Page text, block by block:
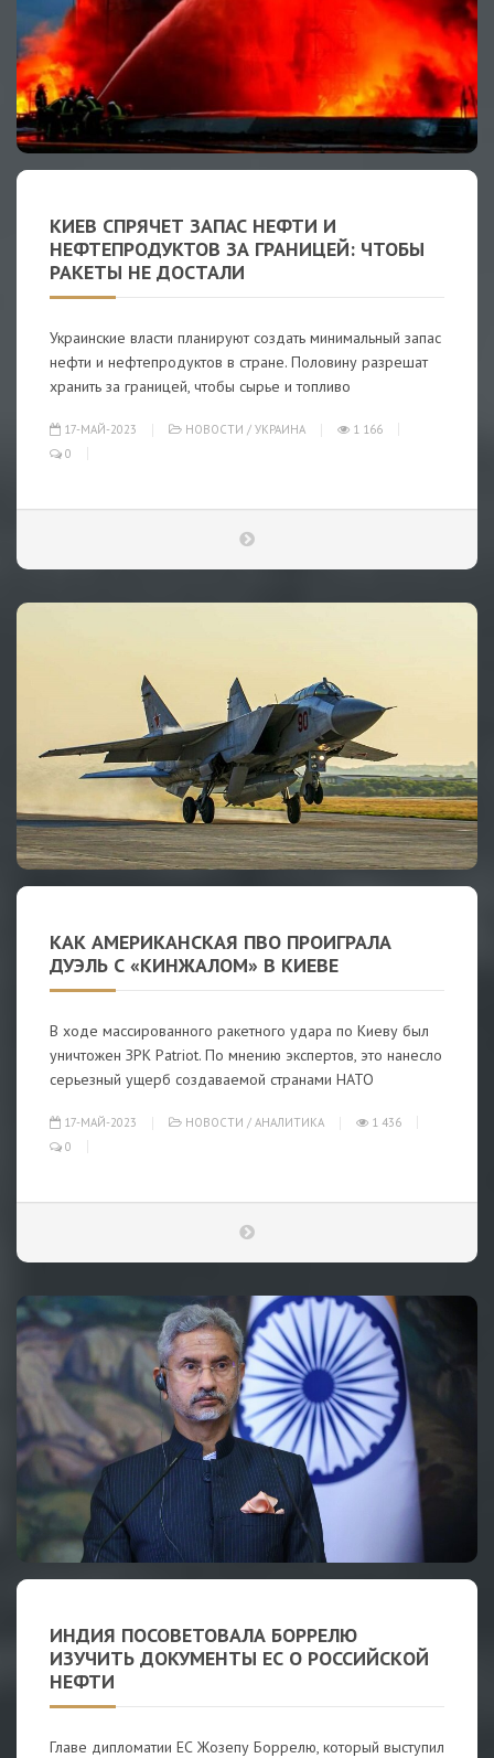
КИЕВ СПРЯЧЕТ ЗАПАС НЕФТИ И
НЕФТЕПРОДУКТОВ ЗА ГРАНИЦЕЙ: ЧТОБЫ
РАКЕТЫ НЕ ДОСТАЛИ
Украинские власти планируют создать минимальный запас
нефти и нефтепродуктов в стране. Половину разрешат
хранить за границей, чтобы сырье и топливо
17-МАЙ-2023 НОВОСТИ / УКРАИНА
1 166
0
КАК АМЕРИКАНСКАЯ ПВО ПРОИГРАЛА
ДУЭЛЬ С «КИНЖАЛОМ» В КИЕВЕ
В ходе массированного ракетного удара по Киеву был
уничтожен ЗРК Patriot. По мнению экспертов, это нанесло
серьезный ущерб создаваемой странами НАТО
17-МАЙ-2023 НОВОСТИ / АНАЛИТИКА
1 436
0
ИНДИЯ ПОСОВЕТОВАЛА БОРРЕЛЮ
ИЗУЧИТЬ ДОКУМЕНТЫ ЕС О РОССИЙСКОЙ
НЕФТИ
Главе дипломатии ЕС Жозепу Боррелю, который выступил